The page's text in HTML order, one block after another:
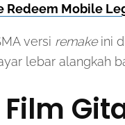
Redeem Mobile
versi remakeini
lebar alangkah